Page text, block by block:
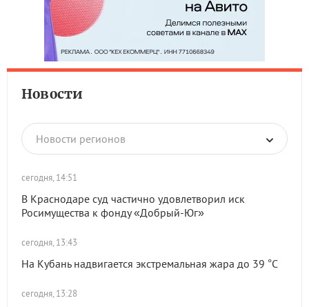
Новости
Новости регионов
сегодня, 14:51
В Краснодаре суд частично удовлетворил иск
Росимущества к фонду «Добрый-Юг»
сегодня, 13:43
На Кубань надвигается экстремальная жара до 39 °C
сегодня, 13:28